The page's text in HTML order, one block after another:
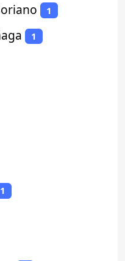
1
1
1